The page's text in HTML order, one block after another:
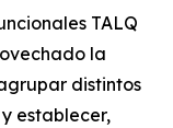
TALQ
la
distintos
establecer,